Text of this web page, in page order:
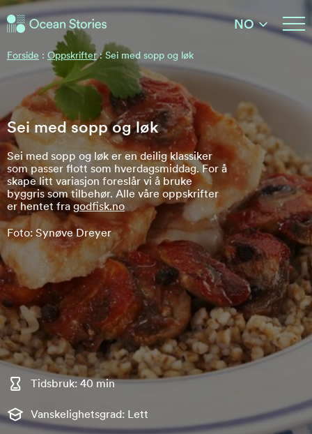
Ocean Stories
Ocean Stories
NO
Forside : Oppskrifter:Sei med sopp og løk
Sei med sopp og løk
Sei med sopp og løk er en deilig klassiker
som passer flott som hverdagsmiddag. For å
skape litt variasjon foreslår vi å bruke
byggris som tilbehør. Alle våre oppskrifter
er hentet fra godfisk.no
Foto: Synøve Dreyer
Tidsbruk: 40 min
Vanskelighetsgrad: Lett